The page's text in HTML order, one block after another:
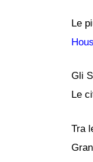
Le
Gli
Le
Tra